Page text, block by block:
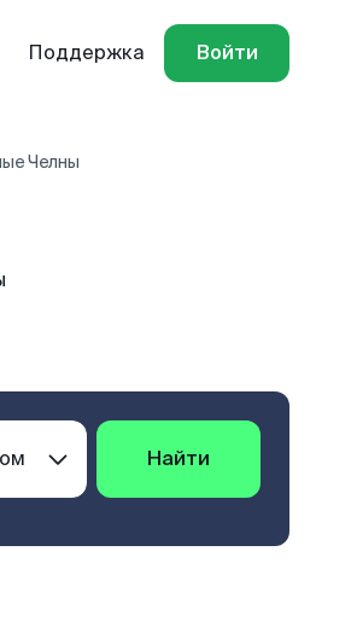
Поддержка Войти
Челны
Найти